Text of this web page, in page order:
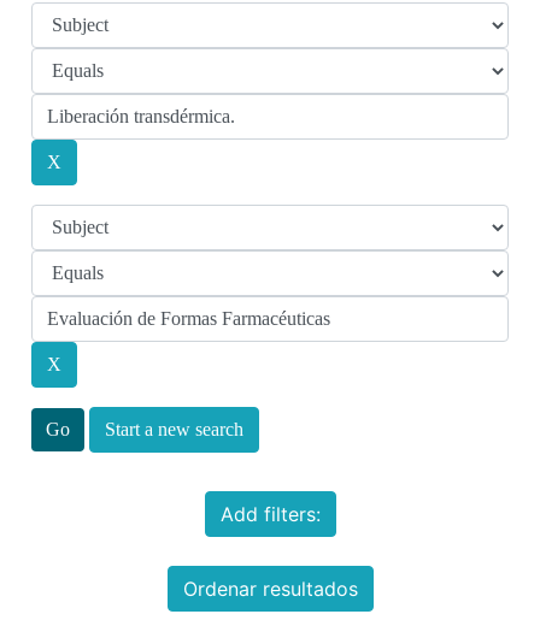
Start a new search
Add filters:
Ordenar resultados